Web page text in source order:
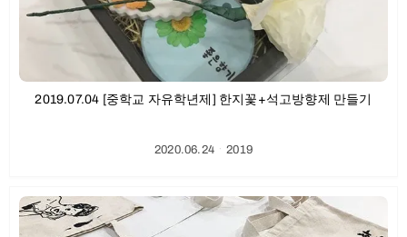
2019.07.04 [중학교 자유학년제] 한지꽃+석고방향제 만들기
2020.06.24ㆍ2019